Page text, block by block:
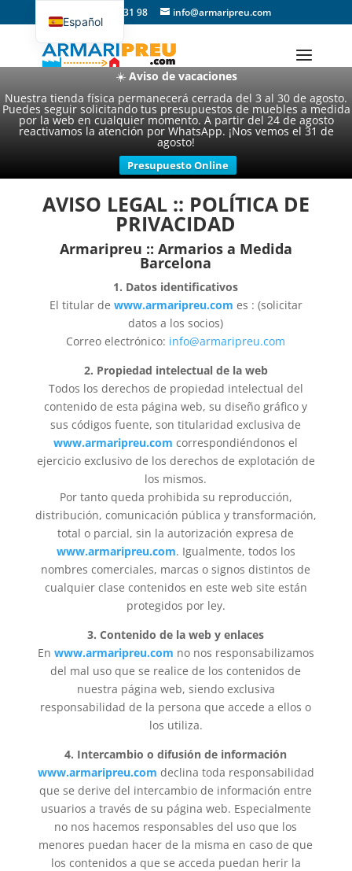
☀️ Aviso de vacaciones
Nuestra tienda física permanecerá cerrada del 3 al 30 de agosto.
Puedes seguir solicitando tus presupuestos de muebles a medida
por la web en cualquier momento. A partir del 24 de agosto
reactivamos la atención por WhatsApp. ¡Nos vemos el 31 de
agosto!
Presupuesto Online
93 357 31 98 info@armaripreu.com
AVISO LEGAL :: POLÍTICA DE
PRIVACIDAD
Armaripreu :: Armarios a Medida
Barcelona
1. Datos identificativos
El titular de www.armaripreu.com es : (solicitar
datos a los socios)
Correo electrónico: info@armaripreu.com
2. Propiedad intelectual de la web
Todos los derechos de propiedad intelectual del
contenido de esta página web, su diseño gráfico y
sus códigos fuente, son titularidad exclusiva de
www.armaripreu.com correspondiéndonos el
ejercicio exclusivo de los derechos de explotación de
los mismos.
Por tanto queda prohibida su reproducción,
distribución, comunicación pública y transformación,
total o parcial, sin la autorización expresa de
www.armaripreu.com. Igualmente, todos los
nombres comerciales, marcas o signos distintos de
cualquier clase contenidos en este web site están
protegidos por ley.
3. Contenido de la web y enlaces
En www.armaripreu.com no nos responsabilizamos
del mal uso que se realice de los contenidos de
nuestra página web, siendo exclusiva
responsabilidad de la persona que accede a ellos o
los utiliza.
4. Intercambio o difusión de información
www.armaripreu.com declina toda responsabilidad
que se derive del intercambio de información entre
usuarios a través de su página web. Especialmente
no nos hacemos responsables del uso que los
menores puedan hacer de la misma en caso de que
los contenidos a que se acceda puedan herir la
Español
Català